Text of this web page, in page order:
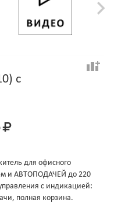
с
для офисного
и АВТОПОДАЧЕЙ до 220
с индикацией:
полная корзина.